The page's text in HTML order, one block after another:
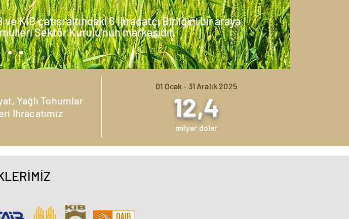
KİB çatısı altındaki 6 İhracatçı Birliğini bir araya
Sektör Kurulu'nun markasıdır.
Yağlı Tohumlar
İhracatımız
01 Ocak - 31 Aralık 2025
12,4
milyar dolar